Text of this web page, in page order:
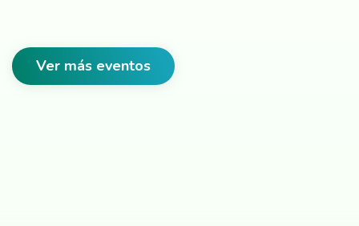
Ver más eventos